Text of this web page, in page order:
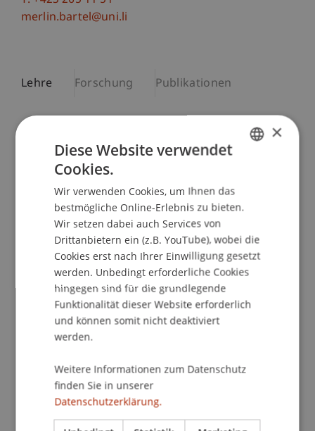
merlin.bartel@uni.li
Lehre Forschung Publikationen
Geplant für SS 26
(IT) Master's thesis
(IT) Thesis Project(Thesis)
Kirn
Hanke
Kordsachia
Dubiel-Teleszynski
Schadner Angerer
Benigni
Bartel Jenni Salcher Walch
Urban
Zafirev De Nard Wenz
Zotkaj
(RT) Master's thesis(Modul)
(RT) Thesis Project(Thesis)
Hanke
Kordsachia
Dubiel-Teleszynski
Schadner Angerer
Benigni
Bartel
Bachelorthesis(Modul)
Bachelorthesis Erstellung
Gau
Schenk Pekaric
Schadner
Angerer Wenz Kordsachia
Stöckl
×
Diese Website verwendet
Cookies.
Wir verwenden Cookies, um Ihnen das
bestmögliche Online-Erlebnis zu bieten.
Wir setzen dabei auch Services von
Drittanbietern ein (z.B. YouTube), wobei die
Cookies erst nach Ihrer Einwilligung gesetzt
werden. Unbedingt erforderliche Cookies
hingegen sind für die grundlegende
Funktionalität dieser Website erforderlich
und können somit nicht deaktiviert
werden.
Weitere Informationen zum Datenschutz
finden Sie in unserer
Datenschutzerklärung.